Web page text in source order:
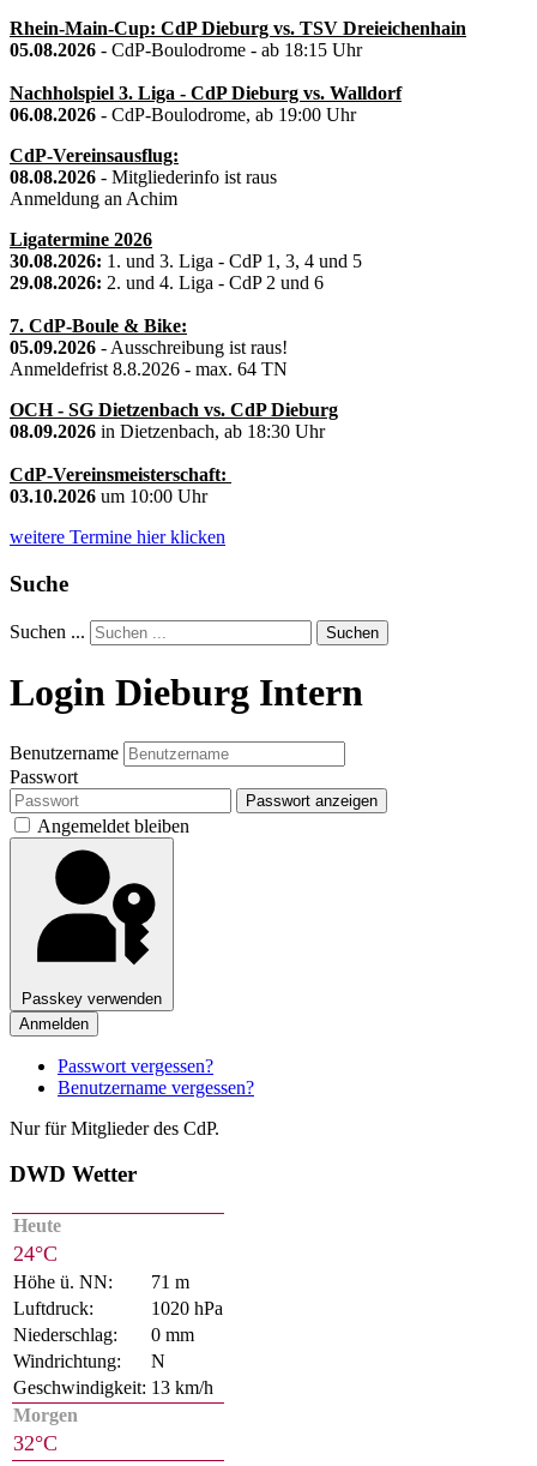
Rhein-Main-Cup: CdP Dieburg vs. TSV Dreieichenhain
05.08.2026 - CdP-Boulodrome - ab 18:15 Uhr
Nachholspiel 3. Liga - CdP Dieburg vs. Walldorf
06.08.2026 - CdP-Boulodrome, ab 19:00 Uhr
CdP-Vereinsausflug:
08.08.2026 - Mitgliederinfo ist raus
Anmeldung an Achim
Ligatermine 2026
30.08.2026: 1. und 3. Liga - CdP 1, 3, 4 und 5
29.08.2026: 2. und 4. Liga - CdP 2 und 6
7. CdP-Boule & Bike:
05.09.2026 - Ausschreibung ist raus!
Anmeldefrist 8.8.2026 - max. 64 TN
OCH - SG Dietzenbach vs. CdP Dieburg
08.09.2026 in Dietzenbach, ab 18:30 Uhr
CdP-Vereinsmeisterschaft:
03.10.2026 um 10:00 Uhr
weitere Termine hier klicken
Suche
Suchen ... Suchen
Login Dieburg Intern
Benutzername
Passwort
Passwort anzeigen
Angemeldet bleiben
Passkey verwenden
Anmelden
Passwort vergessen?
Benutzername vergessen?
Nur für Mitglieder des CdP.
DWD Wetter
Heute
24°C
Höhe ü. NN:
71 m
Luftdruck:
1020 hPa
Niederschlag:
0 mm
Windrichtung:
N
Geschwindigkeit: 13 km/h
Morgen
32°C